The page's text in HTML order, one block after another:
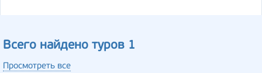
Всего найдено туров 1
Просмотреть все